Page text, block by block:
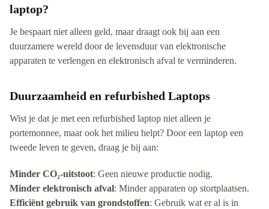
laptop?
Je bespaart niet alleen geld, maar draagt ook bij aan een
duurzamere wereld door de levensduur van elektronische
apparaten te verlengen en elektronisch afval te verminderen.
Duurzaamheid en refurbished Laptops
Wist je dat je met een refurbished laptop niet alleen je
portemonnee, maar ook het milieu helpt? Door een laptop een
tweede leven te geven, draag je bij aan:
Minder CO₂-uitstoot: Geen nieuwe productie nodig.
Minder elektronisch afval: Minder apparaten op stortplaatsen.
Efficiënt gebruik van grondstoffen: Gebruik wat er al is in